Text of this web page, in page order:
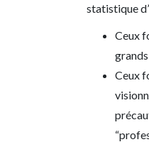
statistique
Ceux
Ceux